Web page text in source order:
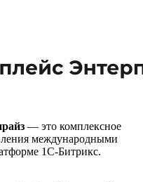
— это комплексное
международными
1С-Битрикс.